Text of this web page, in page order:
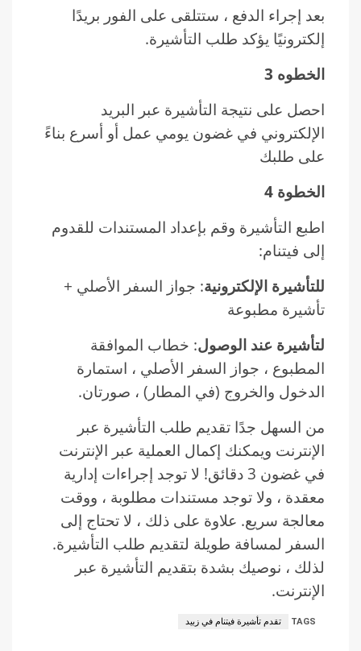
بعد إجراء الدفع ، ستتلقى على الفور بريدًا
إلكترونيًا يؤكد طلب التأشيرة.
الخطوه 3
احصل على نتيجة التأشيرة عبر البريد
الإلكتروني في غضون يومي عمل أو أسرع بناءً
على طلبك
الخطوة 4
اطبع التأشيرة وقم بإعداد المستندات للقدوم
إلى فيتنام:
للتأشيرة الإلكترونية: جواز السفر الأصلي +
تأشيرة مطبوعة
لتأشيرة عند الوصول: خطاب الموافقة
المطبوع ، جواز السفر الأصلي ، استمارة
الدخول والخروج (في المطار) ، صورتان.
من السهل جدًا تقديم طلب التأشيرة عبر
الإنترنت ويمكنك إكمال العملية عبر الإنترنت
في غضون 3 دقائق! لا توجد إجراءات إدارية
معقدة ، ولا توجد مستندات مطلوبة ، ووقت
معالجة سريع. علاوة على ذلك ، لا تحتاج إلى
السفر لمسافة طويلة لتقديم طلب التأشيرة.
لذلك ، نوصيك بشدة بتقديم التأشيرة عبر
الإنترنت.
TAGS تقدم تأشيرة فيتنام في زبيد